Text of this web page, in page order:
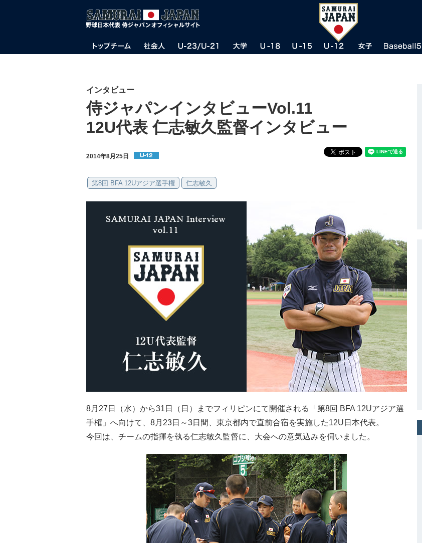
インタビュー
侍ジャパンインタビューVol.11
12U代表 仁志敏久監督インタビュー
2014年8月25日
第8回 BFA 12Uアジア選手権 仁志敏久
8月27日（水）から31日（日）までフィリピンにて開催される「第8回 BFA 12Uアジア選
手権」へ向けて、8月23日～3日間、東京都内で直前合宿を実施した12U日本代表。
今回は、チームの指揮を執る仁志敏久監督に、大会への意気込みを伺いました。